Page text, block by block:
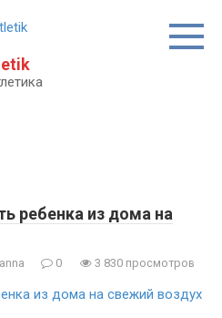
ребенка из дома на
0 3 830 просмотров